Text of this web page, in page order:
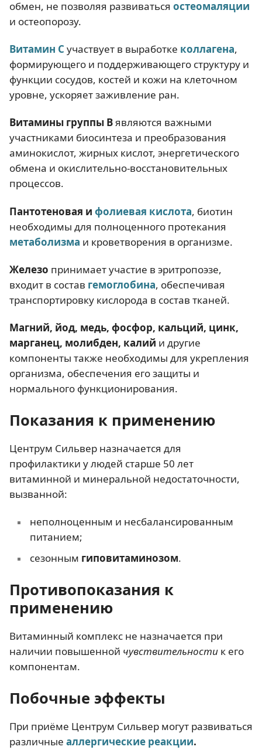
обмен, не позволяя развиваться остеомаляции
и остеопорозу.
Витамин С участвует в выработке коллагена,
формирующего и поддерживающего структуру и
функции сосудов, костей и кожи на клеточном
уровне, ускоряет заживление ран.
Витамины группы Вявляются важными
участниками биосинтеза и преобразования
аминокислот, жирных кислот, энергетического
обмена и окислительно-восстановительных
процессов.
Пантотеновая и фолиевая кислота, биотин
необходимы для полноценного протекания
метаболизма и кроветворения в организме.
Железо принимает участие в эритропоэзе,
входит в состав гемоглобина, обеспечивая
транспортировку кислорода в состав тканей.
Магний, йод, медь, фосфор, кальций, цинк,
марганец, молибден, калий и другие
компоненты также необходимы для укрепления
организма, обеспечения его защиты и
нормального функционирования.
Показания к применению
Центрум Сильвер назначается для
профилактики у людей старше 50 лет
витаминной и минеральной недостаточности,
вызванной:
неполноценным и несбалансированным
питанием;
сезонным гиповитаминозом.
Противопоказания к
применению
Витаминный комплекс не назначается при
наличии повышенной чувствительности к его
компонентам.
Побочные эффекты
При приёме Центрум Сильвер могут развиваться
различные аллергические реакции.